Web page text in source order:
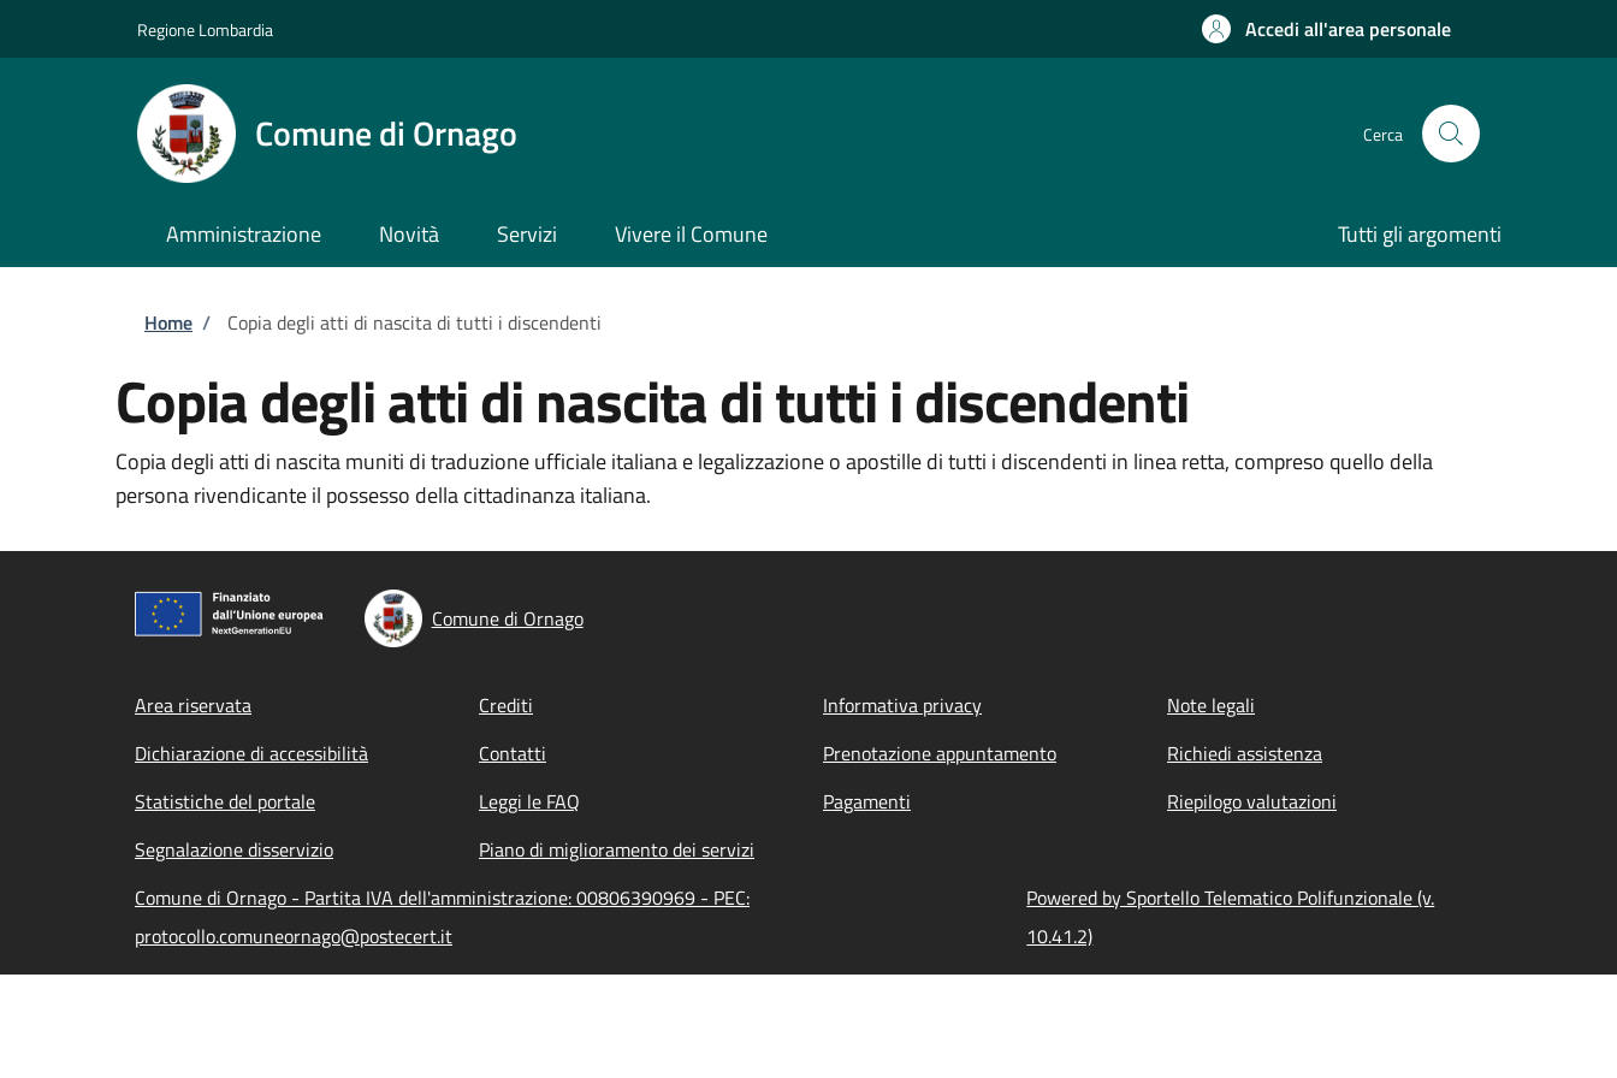
Regione Lombardia Accedi all'area personale
Comune di Ornago Cerca
Amministrazione Novità Servizi Vivere il Comune Tutti gli argomenti
Briciole di pane
Home / Copia degli atti di nascita di tutti i discendenti
Copia degli atti di nascita di tutti i discendenti
Copia degli atti di nascita muniti di traduzione ufficiale italiana e legalizzazione o apostille di tutti i discendenti in linea retta, compreso quello della
persona rivendicante il possesso della cittadinanza italiana.
Comune di Ornago
Footer menu
Area riservata Crediti Informativa privacy
Note legali
Dichiarazione di accessibilità
Contatti Prenotazione appuntamento
Richiedi assistenza
Statistiche del portale
Leggi le FAQ Pagamenti
Riepilogo valutazioni
Segnalazione disservizio
Piano di miglioramento dei servizi
Comune di Ornago - Partita IVA dell'amministrazione: 00806390969 - PEC:
protocollo.comuneornago@postecert.it
Powered by Sportello Telematico Polifunzionale (v.
10.41.2)